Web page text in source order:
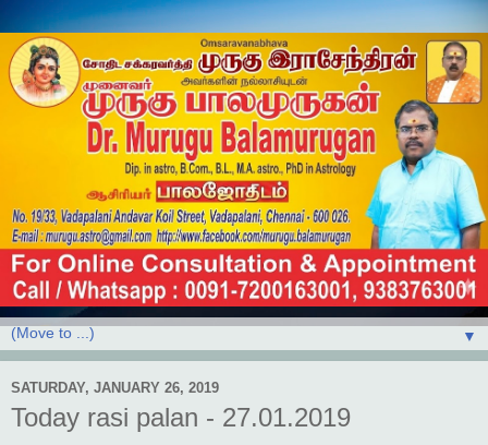
▼
SATURDAY, JANUARY 26, 2019
Today rasi palan - 27.01.2019